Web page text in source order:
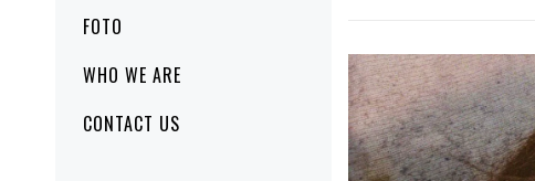
FOTO
WHO WE ARE
CONTACT US